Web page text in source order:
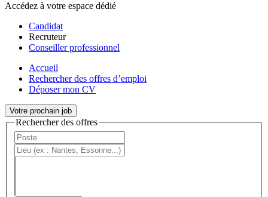
Accédez à votre espace dédié
Candidat
Recruteur
Conseiller professionnel
Accueil
Rechercher des offres d’emploi
Déposer mon CV
Votre prochain job
Rechercher des offres